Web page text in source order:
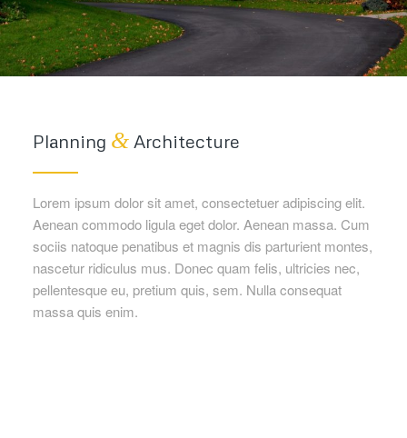
Planning &Architecture
Lorem ipsum dolor sit amet, consectetuer adipiscing elit.
Aenean commodo ligula eget dolor. Aenean massa. Cum
sociis natoque penatibus et magnis dis parturient montes,
nascetur ridiculus mus. Donec quam felis, ultricies nec,
pellentesque eu, pretium quis, sem. Nulla consequat
massa quis enim.